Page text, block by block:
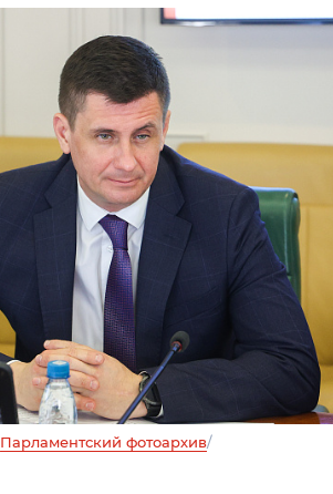
Парламентский фотоархив/